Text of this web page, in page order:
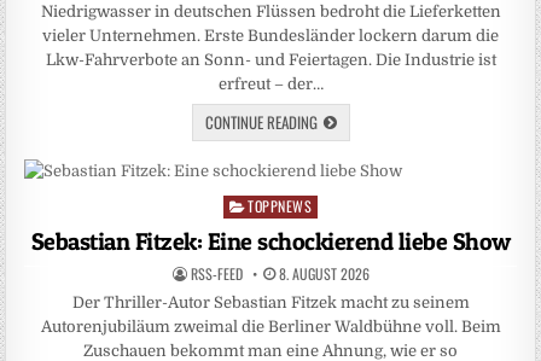
Niedrigwasser in deutschen Flüssen bedroht die Lieferketten
vieler Unternehmen. Erste Bundesländer lockern darum die
Lkw-Fahrverbote an Sonn- und Feiertagen. Die Industrie ist
erfreut – der…
CONTINUE READING
Posted
in
TOPPNEWS
Sebastian Fitzek: Eine schockierend liebe Show
RSS-FEED 8. AUGUST 2026
Der Thriller-Autor Sebastian Fitzek macht zu seinem
Autorenjubiläum zweimal die Berliner Waldbühne voll. Beim
Zuschauen bekommt man eine Ahnung, wie er so